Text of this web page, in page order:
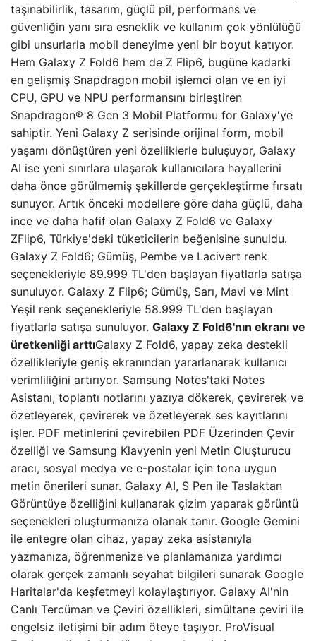
taşınabilirlik, tasarım, güçlü pil, performans ve
güvenliğin yanı sıra esneklik ve kullanım çok yönlülüğü
gibi unsurlarla mobil deneyime yeni bir boyut katıyor.
Hem Galaxy Z Fold6 hem de Z Flip6, bugüne kadarki
en gelişmiş Snapdragon mobil işlemci olan ve en iyi
CPU, GPU ve NPU performansını birleştiren
Snapdragon® 8 Gen 3 Mobil Platformu for Galaxy'ye
sahiptir. Yeni Galaxy Z serisinde orijinal form, mobil
yaşamı dönüştüren yeni özelliklerle buluşuyor, Galaxy
AI ise yeni sınırlara ulaşarak kullanıcılara hayallerini
daha önce görülmemiş şekillerde gerçekleştirme fırsatı
sunuyor. Artık önceki modellere göre daha güçlü, daha
ince ve daha hafif olan Galaxy Z Fold6 ve Galaxy
ZFlip6, Türkiye'deki tüketicilerin beğenisine sunuldu.
Galaxy Z Fold6; Gümüş, Pembe ve Lacivert renk
seçenekleriyle 89.999 TL'den başlayan fiyatlarla satışa
sunuluyor. Galaxy Z Flip6; Gümüş, Sarı, Mavi ve Mint
Yeşil renk seçenekleriyle 58.999 TL'den başlayan
fiyatlarla satışa sunuluyor. Galaxy Z Fold6'nın ekranı ve
üretkenliği arttıGalaxy Z Fold6, yapay zeka destekli
özellikleriyle geniş ekranından yararlanarak kullanıcı
verimliliğini artırıyor. Samsung Notes'taki Notes
Asistanı, toplantı notlarını yazıya dökerek, çevirerek ve
özetleyerek, çevirerek ve özetleyerek ses kayıtlarını
işler. PDF metinlerini çevirebilen PDF Üzerinden Çevir
özelliği ve Samsung Klavyenin yeni Metin Oluşturucu
aracı, sosyal medya ve e-postalar için tona uygun
metin önerileri sunar. Galaxy AI, S Pen ile Taslaktan
Görüntüye özelliğini kullanarak çizim yaparak görüntü
seçenekleri oluşturmanıza olanak tanır. Google Gemini
ile entegre olan cihaz, yapay zeka asistanıyla
yazmanıza, öğrenmenize ve planlamanıza yardımcı
olarak gerçek zamanlı seyahat bilgileri sunarak Google
Haritalar'da keşfetmeyi kolaylaştırıyor. Galaxy AI'nin
Canlı Tercüman ve Çeviri özellikleri, simültane çeviri ile
engelsiz iletişimi bir adım öteye taşıyor. ProVisual